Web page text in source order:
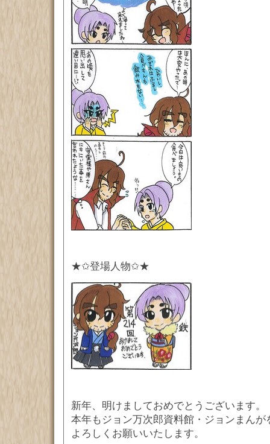
★✩登場人物✩★
新年、明けましておめでとうございます。
本年もジョン万次郎資料館・ジョンまんが
よろしくお願いいたします。